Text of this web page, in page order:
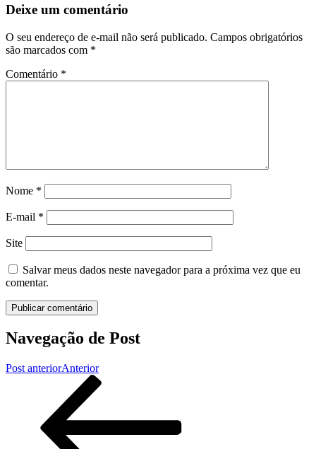
Deixe um comentário
O seu endereço de e-mail não será publicado. Campos obrigatórios
são marcados com *
Comentário *
Nome *
E-mail *
Site
Salvar meus dados neste navegador para a próxima vez que eu
comentar.
Navegação de Post
Post anteriorAnterior